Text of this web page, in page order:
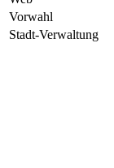
Vorwahl
Stadt-Verwaltung